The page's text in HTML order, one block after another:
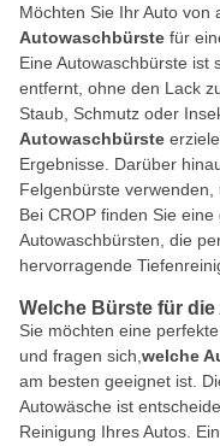
Möchten Sie Ihr Auto von
Autowaschbürste für
Eine Autowaschbürste ist
entfernt, ohne den Lack
Staub, Schmutz oder
Autowaschbürste
Ergebnisse. Darüber
Felgenbürste verwenden,
Bei CROP finden Sie
Autowaschbürsten, die
hervorragende
Welche Bürste für
Sie möchten eine
und fragen sich, welche
am besten geeignet ist.
Autowäsche ist
Reinigung Ihres Autos.